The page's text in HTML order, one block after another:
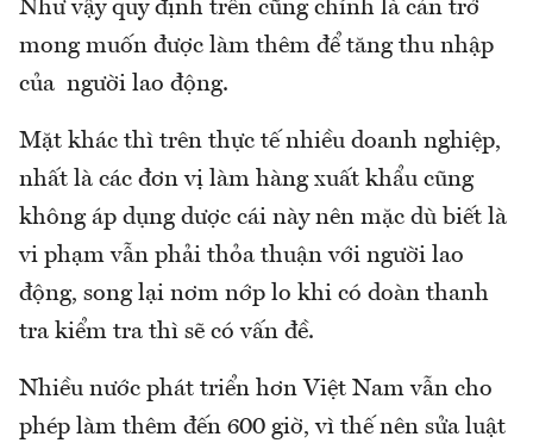
Như vậy quy định trên cũng chính là cản trở
mong muốn được làm thêm để tăng thu nhập
của người lao động.
Mặt khác thì trên thực tế nhiều doanh nghiệp,
nhất là các đơn vị làm hàng xuất khẩu cũng
không áp dụng dược cái này nên mặc dù biết là
vi phạm vẫn phải thỏa thuận với người lao
động, song lại nơm nớp lo khi có doàn thanh
tra kiểm tra thì sẽ có vấn đề.
Nhiều nước phát triển hơn Việt Nam vẫn cho
phép làm thêm đến 600 giờ, vì thế nên sửa luật